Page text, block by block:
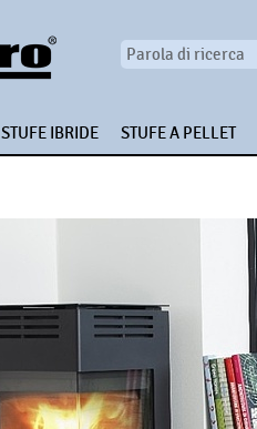
STUFE IBRIDE STUFE A PELLET